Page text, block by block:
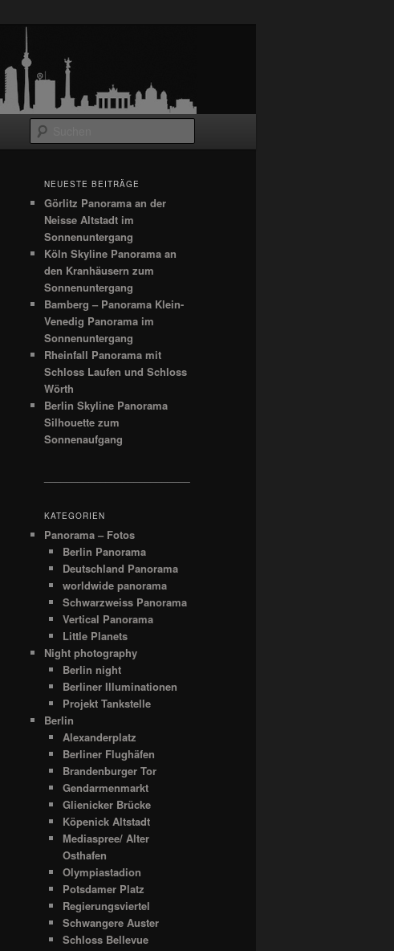
NEUESTE BEITRÄGE
Görlitz Panorama an der
Neisse Altstadt im
Sonnenuntergang
Köln Skyline Panorama an
den Kranhäusern zum
Sonnenuntergang
Bamberg – Panorama Klein-
Venedig Panorama im
Sonnenuntergang
Rheinfall Panorama mit
Schloss Laufen und Schloss
Wörth
Berlin Skyline Panorama
Silhouette zum
Sonnenaufgang
KATEGORIEN
Panorama – Fotos
Berlin Panorama
Deutschland Panorama
worldwide panorama
Schwarzweiss Panorama
Vertical Panorama
Little Planets
Night photography
Berlin night
Berliner Illuminationen
Projekt Tankstelle
Berlin
Alexanderplatz
Berliner Flughäfen
Brandenburger Tor
Gendarmenmarkt
Glienicker Brücke
Köpenick Altstadt
Mediaspree/ Alter
Osthafen
Olympiastadion
Potsdamer Platz
Regierungsviertel
Schwangere Auster
Schloss Bellevue